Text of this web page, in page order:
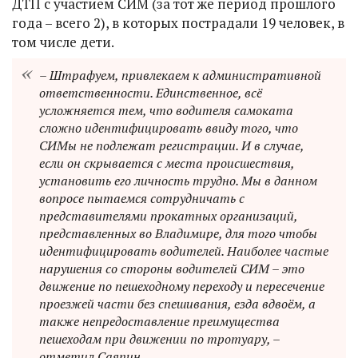
года – всего 2), в которых пострадали 19 человек, в
том числе дети.
– Штрафуем, привлекаем к административной
ответственности. Единственное, всё
усложняется тем, что водителя самоката
сложно идентифицировать ввиду того, что
СИМы не подлежат регистрации. И в случае,
если он скрывается с места происшествия,
установить его личность трудно. Мы в данном
вопросе пытаемся сотрудничать с
представителями прокатных организаций,
представленных во Владимире, для того чтобы
идентифицировать водителей. Наиболее частые
нарушения со стороны водителей СИМ – это
движение по пешеходному переходу и пересечение
проезжей части без спешивания, езда вдвоём, а
также непредоставление преимущества
пешеходам при движении по тротуару, –